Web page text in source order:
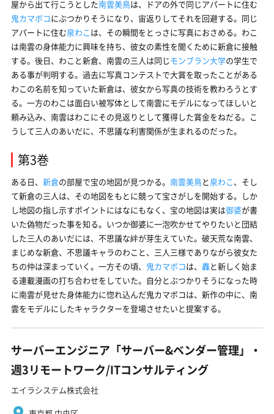
屋から出て行こうとした南雲美鳥は、ドアの外で同じアパートに住む
鬼カマボコにぶつかりそうになり、宙返りしてそれを回避する。同じ
アパートに住む泉わこは、その瞬間をとっさに写真におさめる。わこ
は南雲の身体能力に興味を持ち、彼女の素性を聞くために新倉に接触
する。後日、わこと新倉、南雲の三人は同じモンブラン大学の学生で
ある事が判明する。過去に写真コンテストで大賞を取ったことがある
わこの名前を知っていた新倉は、彼女から写真の技術を教わろうとす
る。一方のわこは面白い被写体として南雲にモデルになってほしいと
頼み込み、南雲はわこにその見返りとして獲得した賞金をねだる。こ
うして三人のあいだに、不思議な利害関係が生まれるのだった。
第3巻
ある日、 新倉の部屋で宝の地図が見つかる。 南雲美鳥と泉わこ、そし
て新倉の三人は、その地図をもとに競って宝さがしを開始する。しか
し地図の指し示すポイントにはなにもなく、宝の地図は実は御婆が書
いた偽物だった事を知る。いつか御婆に一泡吹かせてやりたいと団結
した三人のあいだには、不思議な絆が芽生えていた。破天荒な南雲、
まじめな新倉、不思議キャラのわこと、三人三様でありながら彼女た
ちの仲は深まっていく。一方その頃、 鬼カマボコは、 轟と新しく始ま
る連載漫画の打ち合わせをしていた。自分とぶつかりそうになった時
に南雲が見せた身体能力に惚れ込んだ鬼カマボコは、新作の中に、南
雲をモデルにしたキャラクターを登場させたいと提案する。
サーバーエンジニア「サーバー&ベンダー管理」・
週3リモートワーク/ITコンサルティング
エイラシステム株式会社